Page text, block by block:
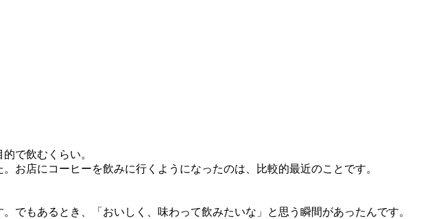
で飲むくらい。
お店にコーヒーを飲みに行くようになったのは、比較的最近のことです。
でもあるとき、「おいしく、味わって飲みたいな」と思う瞬間があったんです。